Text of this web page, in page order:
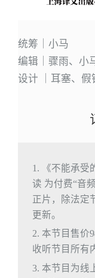
统筹｜小马
编辑｜骤雨、小
设计 ｜耳塞、假
1. 《不能承受
读 为付费“音
正片，除法定
更新。
2. 本节目售价
收听节目所有
3. 本节目为线